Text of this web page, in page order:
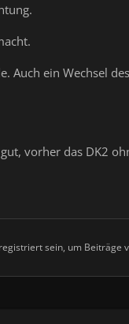
Auch ein Wechsel
vorher das DK2
sein, um Beiträge